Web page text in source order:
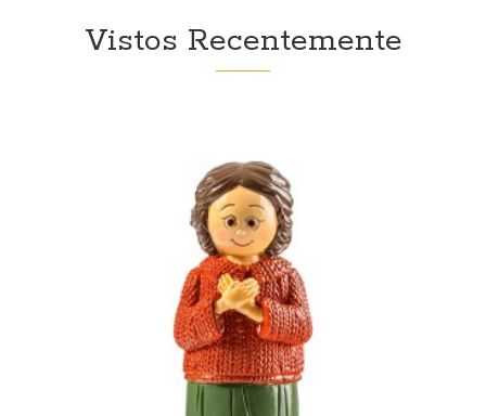
Vistos Recentemente